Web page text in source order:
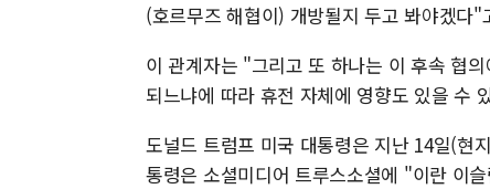
(호르무즈 해협이) 개방될지 두고 봐야겠다"
이 관계자는 "그리고 또 하나는 이 후속 협
되느냐에 따라 휴전 자체에 영향도 있을 수
도널드 트럼프 미국 대통령은 지난 14일(현
통령은 소셜미디어 트루스소셜에 "이란 이